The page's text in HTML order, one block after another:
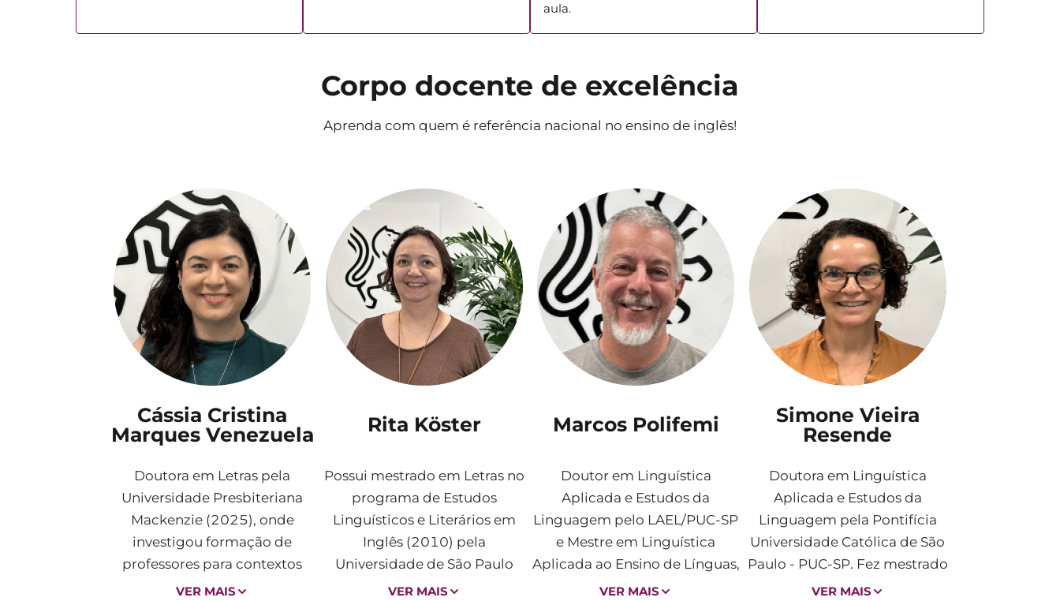
aula.
Corpo docente de excelência
Aprenda com quem é referência nacional no ensino de inglês!
Cássia Cristina
Marques Venezuela
Doutora em Letras pela
Universidade Presbiteriana
Mackenzie (2025), onde
investigou formação de
professores para contextos
bilíngues. Possui mestrado em
VER MAIS
Rita Köster
Possui mestrado em Letras no
programa de Estudos
Linguísticos e Literários em
Inglês (2010) pela
Universidade de São Paulo
(USP) e especialização em
VER MAIS
Marcos Polifemi
Doutor em Linguística
Aplicada e Estudos da
Linguagem pelo LAEL/PUC-SP
e Mestre em Linguística
Aplicada ao Ensino de Línguas,
pela mesma instituição, atua
VER MAIS
Simone Vieira
Resende
Doutora em Linguística
Aplicada e Estudos da
Linguagem pela Pontifícia
Universidade Católica de São
Paulo - PUC-SP. Fez mestrado
em Linguística na UERJ e
VER MAIS